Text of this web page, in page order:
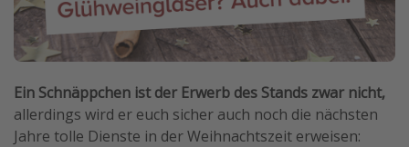
Ein Schnäppchen ist der Erwerb des Stands zwar nicht,
allerdings wird er euch sicher auch noch die nächsten
Jahre tolle Dienste in der Weihnachtszeit erweisen: